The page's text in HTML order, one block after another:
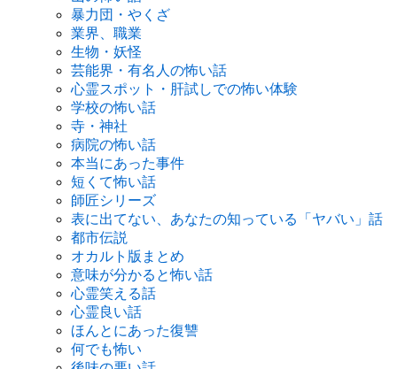
暴力団・やくざ
業界、職業
生物・妖怪
芸能界・有名人の怖い話
心霊スポット・肝試しでの怖い体験
学校の怖い話
寺・神社
病院の怖い話
本当にあった事件
短くて怖い話
師匠シリーズ
表に出てない、あなたの知っている「ヤバい」話
都市伝説
オカルト版まとめ
意味が分かると怖い話
心霊笑える話
心霊良い話
ほんとにあった復讐
何でも怖い